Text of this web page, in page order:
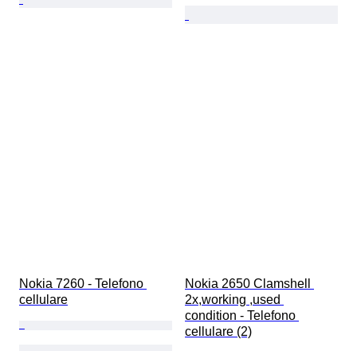
Nokia 7260 - Telefono
cellulare
Nokia 2650 Clamshell
2x,working ,used
condition - Telefono
cellulare (2)